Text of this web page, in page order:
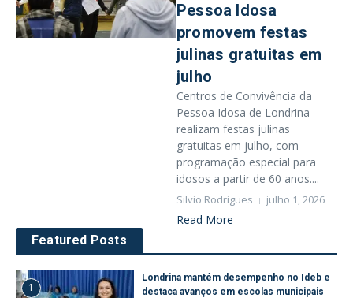
Pessoa Idosa
promovem festas
julinas gratuitas em
julho
Centros de Convivência da
Pessoa Idosa de Londrina
realizam festas julinas
gratuitas em julho, com
programação especial para
idosos a partir de 60 anos....
Silvio Rodrigues julho 1, 2026
Read More
Featured Posts
1
Londrina mantém desempenho no Ideb e
destaca avanços em escolas municipais